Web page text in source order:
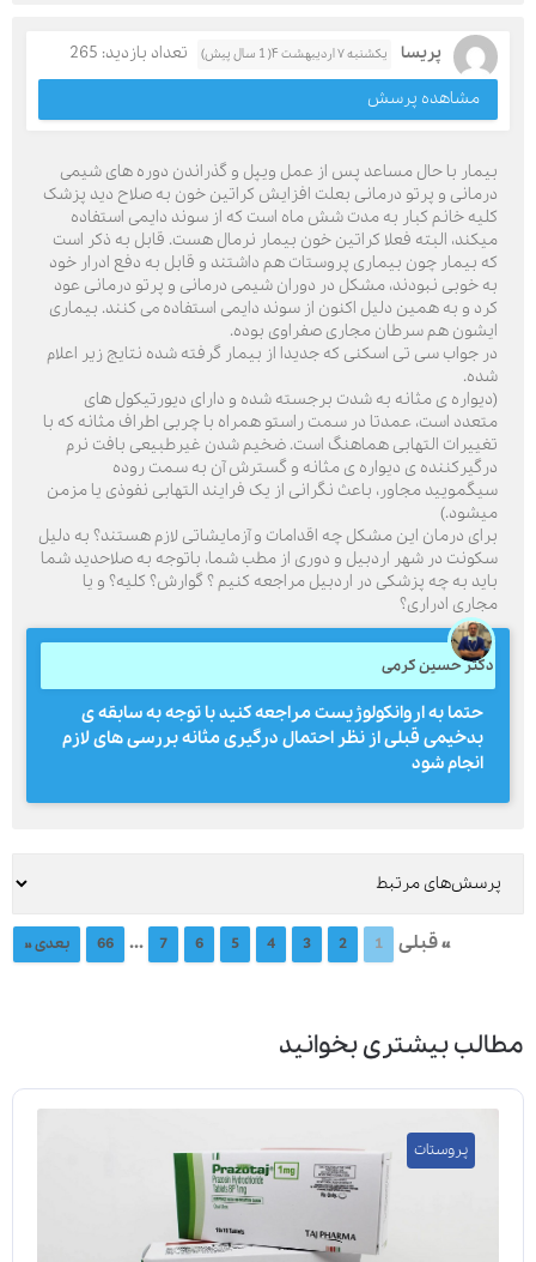
پریسا یکشنبه ۷ اردیبهشت ۴( 1 سال پیش)
تعداد بازدید: 265
مشاهده پرسش
بیمار با حال مساعد پس از عمل ویپل و گذراندن دوره های شیمی
درمانی و پرتو درمانی بعلت افزایش کراتین خون به صلاح دید پزشک
کلیه خانم کبار به مدت شش ماه است که از سوند دایمی استفاده
میکند، البته فعلا کراتین خون بیمار نرمال هست. قابل به ذکر است
که بیمار چون بیماری پروستات هم داشتند و قابل به دفع ادرار خود
به خوبی نبودند، مشکل در دوران شیمی درمانی و پرتو درمانی عود
کرد و به همین دلیل اکنون از سوند دایمی استفاده می کنند. بیماری
ایشون هم سرطان مجاری صفراوی بوده.
در جواب سی تی اسکنی که جدیدا از بیمار گرفته شده نتایج زیر اعلام
شده.
(دیواره ی مثانه به شدت برجسته شده و دارای دیورتیکول های
متعدد است، عمدتا در سمت راستو همراه با چربی اطراف مثانه که با
تغییرات التهابی هماهنگ است. ضخیم شدن غیرطبیعی بافت نرم
درگیرکننده ی دیواره ی مثانه و گسترش آن به سمت روده
سیگمویید مجاور، باعث نگرانی از یک فرایند التهابی نفوذی یا مزمن
میشود.)
برای درمان این مشکل چه اقدامات و آزمایشاتی لازم هستند؟ به دلیل
سکونت در شهر اردبیل و دوری از مطب شما، باتوجه به صلاحدید شما
باید به چه پزشکی در اردبیل مراجعه کنیم ؟ گوارش؟ کلیه؟ و یا
مجاری ادراری؟
دکتر حسین کرمی
حتما به اروانکولوژیست مراجعه کنید با توجه به سابقه ی
بدخیمی قبلی از نظر احتمال درگیری مثانه بررسی های لازم
انجام شود
« قبلی 1
2
3
4
5
6
7
...
66 بعدی »
مطالب بیشتری بخوانید
پروستات